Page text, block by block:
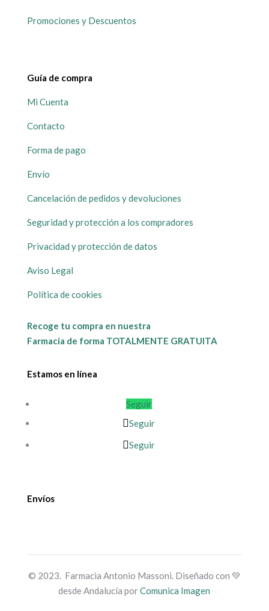
Promociones y Descuentos
Guía de compra
Mi Cuenta
Contacto
Forma de pago
Envío
Cancelación de pedidos y devoluciones
Seguridad y protección a los compradores
Privacidad y protección de datos
Aviso Legal
Política de cookies
Recoge tu compra en nuestra
Farmacia de forma TOTALMENTE GRATUITA
Estamos en línea
Seguir
Seguir
Seguir
Envíos
© 2023. Farmacia Antonio Massoni. Diseñado con 💚
desde Andalucía porComunica Imagen